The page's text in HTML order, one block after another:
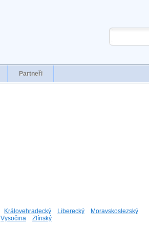
Partneři
Královehradecký Liberecký
Moravskoslezský
Vysočina Zlínský